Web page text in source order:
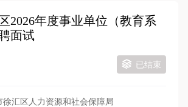
2026年度事业单位（教育系
面试
已结束
徐汇区人力资源和社会保障局